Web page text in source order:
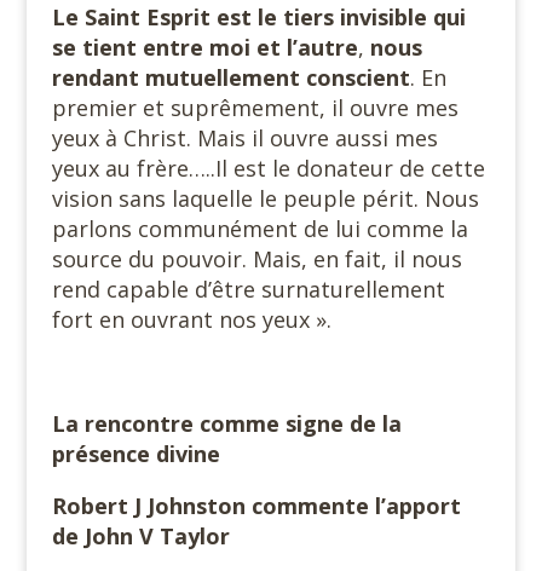
Le Saint Esprit est le tiers invisible qui
se tient entre moi et l’autre, nous
rendant mutuellement conscient. En
premier et suprêmement, il ouvre mes
yeux à Christ. Mais il ouvre aussi mes
yeux au frère…..Il est le donateur de cette
vision sans laquelle le peuple périt. Nous
parlons communément de lui comme la
source du pouvoir. Mais, en fait, il nous
rend capable d’être surnaturellement
fort en ouvrant nos yeux ».
La rencontre comme signe de la
présence divine
Robert J Johnston commente l’apport
de John V Taylor